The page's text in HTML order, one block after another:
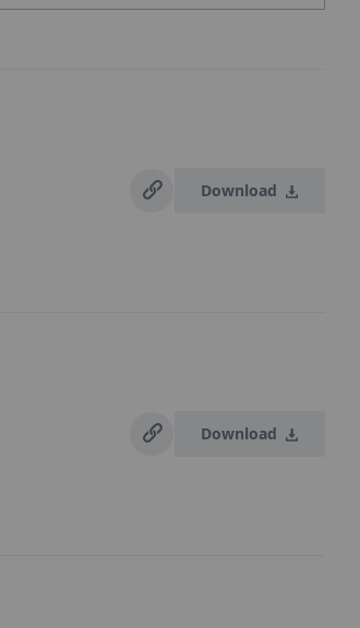
Download
Download